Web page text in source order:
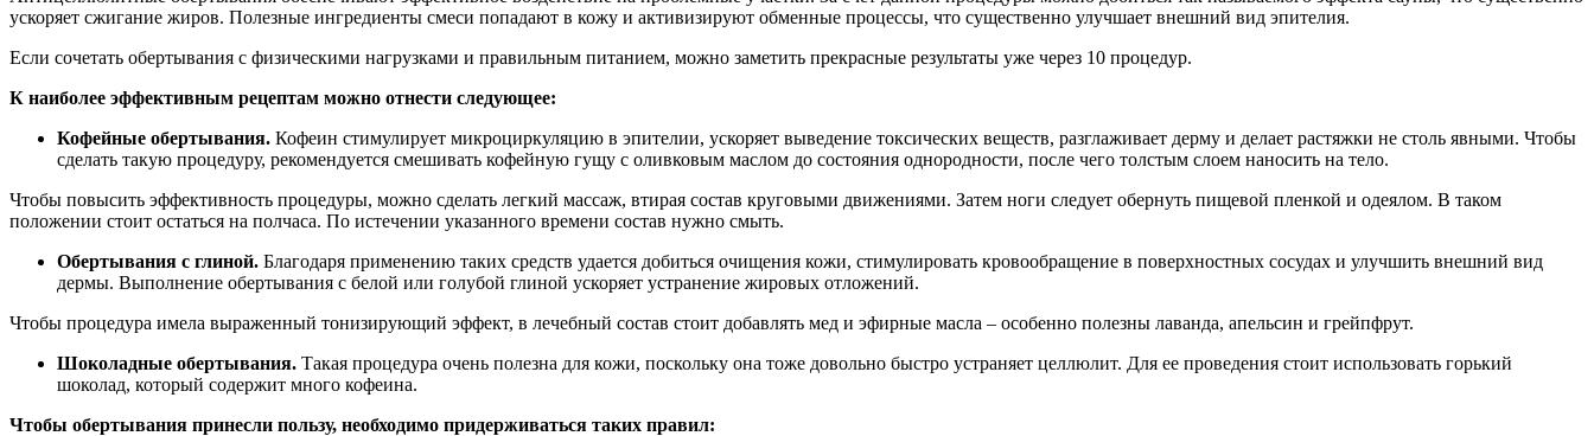
ускоряет сжигание жиров. Полезные ингредиенты смеси попадают в кожу и активизируют обменные процессы, что существенно улучшает внешний вид эпителия.
Если сочетать обертывания с физическими нагрузками и правильным питанием, можно заметить прекрасные результаты уже через 10 процедур.
К наиболее эффективным рецептам можно отнести следующее:
Кофейные обертывания. Кофеин стимулирует микроциркуляцию в эпителии, ускоряет выведение токсических веществ, разглаживает дерму и делает растяжки не столь явными. Чтобы
сделать такую процедуру, рекомендуется смешивать кофейную гущу с оливковым маслом до состояния однородности, после чего толстым слоем наносить на тело.
Чтобы повысить эффективность процедуры, можно сделать легкий массаж, втирая состав круговыми движениями. Затем ноги следует обернуть пищевой пленкой и одеялом. В таком
положении стоит остаться на полчаса. По истечении указанного времени состав нужно смыть.
Обертывания с глиной. Благодаря применению таких средств удается добиться очищения кожи, стимулировать кровообращение в поверхностных сосудах и улучшить внешний вид
дермы. Выполнение обертывания с белой или голубой глиной ускоряет устранение жировых отложений.
Чтобы процедура имела выраженный тонизирующий эффект, в лечебный состав стоит добавлять мед и эфирные масла – особенно полезны лаванда, апельсин и грейпфрут.
Шоколадные обертывания. Такая процедура очень полезна для кожи, поскольку она тоже довольно быстро устраняет целлюлит. Для ее проведения стоит использовать горький
шоколад, который содержит много кофеина.
Чтобы обертывания принесли пользу, необходимо придерживаться таких правил: